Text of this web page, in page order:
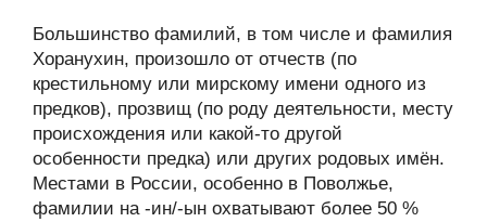
Большинство фамилий, в том числе и фамилия
Хоранухин, произошло от отчеств (по
крестильному или мирскому имени одного из
предков), прозвищ (по роду деятельности, месту
происхождения или какой-то другой
особенности предка) или других родовых имён.
Местами в России, особенно в Поволжье,
фамилии на -ин/-ын охватывают более 50 %